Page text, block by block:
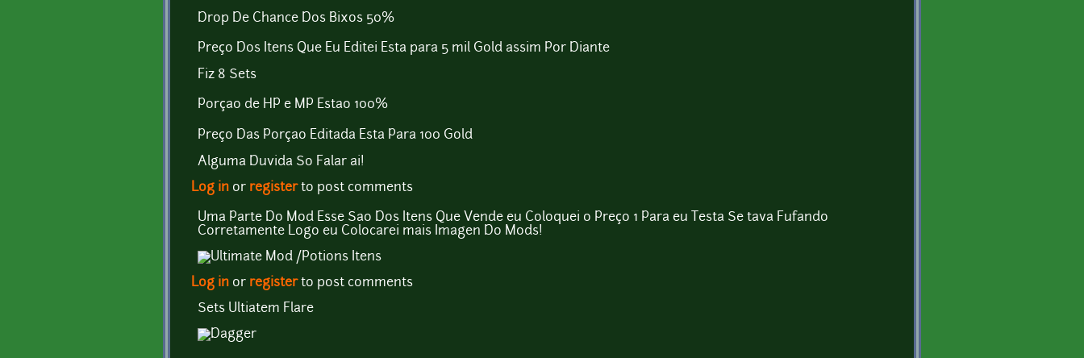
Drop De Chance Dos Bixos 50%
Preço Dos Itens Que Eu Editei Esta para 5 mil Gold assim Por Diante
Fiz 8 Sets
Porçao de HP e MP Estao 100%
Preço Das Porçao Editada Esta Para 100 Gold
Alguma Duvida So Falar ai!
Log in or registerto post comments
Uma Parte Do Mod Esse Sao Dos Itens Que Vende eu Coloquei o Preço 1 Para eu Testa Se tava Fufando
Corretamente Logo eu Colocarei mais Imagen Do Mods!
Log in or registerto post comments
Sets Ultiatem Flare